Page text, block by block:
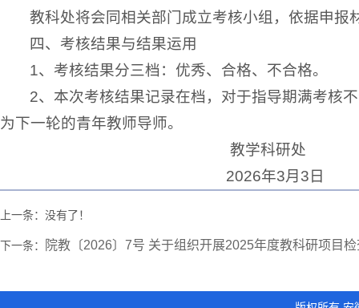
教科处将会同相关部门成立考核小组，依据申
四、考核结果与结果运用
1、考核结果分三档：优秀、合格、不合格。
2、本次考核结果记录在档，对于指导期满考核
为下一轮的青年教师导师。
教学科研处
2026年3月3日
上一条：没有了！
下一条： 院教〔2026〕7号 关于组织开展2025年度教科研项目